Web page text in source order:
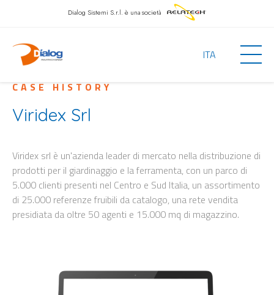
Dialog Sistemi S.r.l. è una società
ITA
CASE HISTORY
Viridex Srl
Viridex srl è un'azienda leader di mercato nella distribuzione di
prodotti per il giardinaggio e la ferramenta, con un parco di
5.000 clienti presenti nel Centro e Sud Italia, un assortimento
di 25.000 referenze fruibili da catalogo, una rete vendita
presidiata da oltre 50 agenti e 15.000 mq di magazzino.